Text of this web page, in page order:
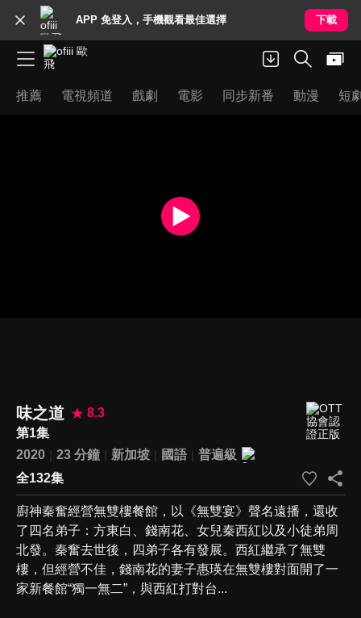
APP 免登入，手機觀看最佳選擇 下載
推薦 電視頻道 戲劇 電影 同步新番 動漫 短
味之道
8.3
第1集
2020
23 分鐘 新加坡 國語
普遍級
全132集
廚神秦奮經營無雙樓餐館，以《無雙宴》聲名遠播，還收
了四名弟子：方東白、錢南花、女兒秦西紅以及小徒弟周
北發。秦奮去世後，四弟子各有發展。西紅繼承了無雙
樓，但經營不佳，錢南花的妻子惠瑛在無雙樓對面開了一
家新餐館“獨一無二”，與西紅打對台...